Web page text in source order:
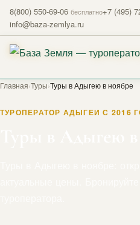
8(800) 550-69-06 бесплатно+7 (495)
info@baza-zemlya.ru
Главная›Туры›Туры в Адыгею в ноябре
ТУРОПЕРАТОР АДЫГЕИ С 2016